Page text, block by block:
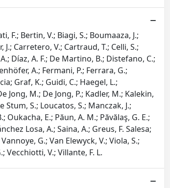
F.; Bertin, V.; Biagi, S.; Boumaaza, J.;
Carretero, V.; Cartraud, T.; Celli, S.;
Díaz, A. F.; De Martino, B.; Distefano, C.;
A.; Fermani, P.; Ferrara, G.;
Graf, K.; Guidi, C.; Haegel, L.;
Jong, M.; De Jong, P.; Kadler, M.; Kalekin,
S.; Loucatos, S.; Manczak, J.;
E.; Păun, A. M.; Păvălaş, G. E.;
Losa, A.; Saina, A.; Greus, F. Salesa;
G.; Van Elewyck, V.; Viola, S.;
Vecchiotti, V.; Villante, F. L.